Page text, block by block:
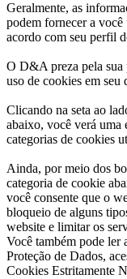
Geralmente, as
podem fornecer a você
acordo com seu perfil
O D&A preza pela sua
uso de cookies em seu
Clicando na seta ao
abaixo, você verá uma
categorias de cookies
Ainda, por meio dos
categoria de cookie
você consente que o
bloqueio de alguns
website e limitar os
Você também pode ler
Proteção de Dados,
Cookies Estritamente